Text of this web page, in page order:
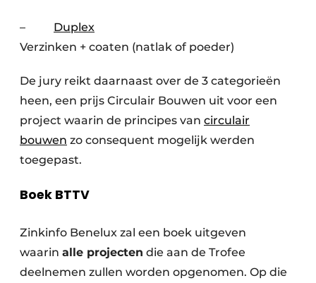
– Duplex
Verzinken + coaten (natlak of poeder)
De jury reikt daarnaast over de 3 categorieën
heen, een prijs Circulair Bouwen uit voor een
project waarin de principes van circulair
bouwen zo consequent mogelijk werden
toegepast.
Boek BTTV
Zinkinfo Benelux zal een boek uitgeven
waarin alle projecten die aan de Trofee
deelnemen zullen worden opgenomen. Op die